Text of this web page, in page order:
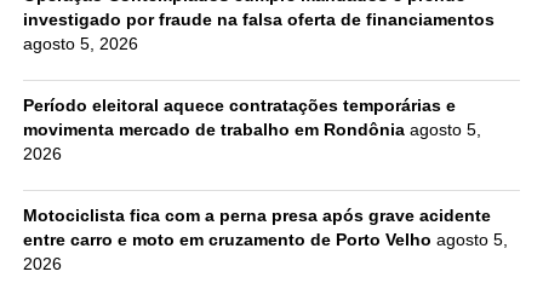
investigado por fraude na falsa oferta de financiamentos
agosto 5, 2026
Período eleitoral aquece contratações temporárias e
movimenta mercado de trabalho em Rondônia agosto 5,
2026
Motociclista fica com a perna presa após grave acidente
entre carro e moto em cruzamento de Porto Velho agosto 5,
2026